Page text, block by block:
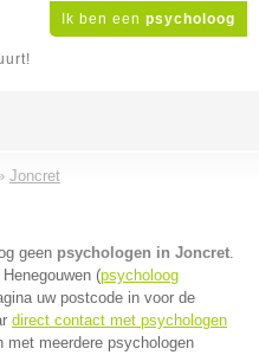
Ik ben een psycholoog
Joncret
geen psychologen in Joncret.
(psycholoog
uw postcode in voor de
direct contact met psychologen
meerdere psychologen